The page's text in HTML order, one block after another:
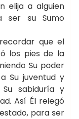
elija a alguien
ser su Sumo
que el
los pies de la
Su poder
Su juventud y
sabiduría y
Así Él relegó
para ser